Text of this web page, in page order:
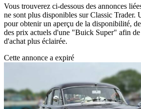
Vous trouverez ci-dessous des annonces
ne sont plus disponibles sur Classic Trader.
pour obtenir un aperçu de la disponibilité,
des prix actuels d'une "Buick Super" afin
d'achat plus éclairée.
Cette annonce a expiré